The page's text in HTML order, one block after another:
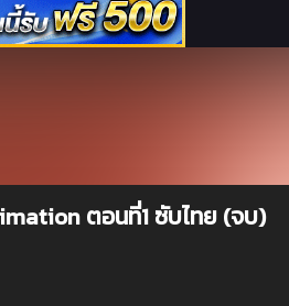
ตอนที่1 ซับไทย (จบ)